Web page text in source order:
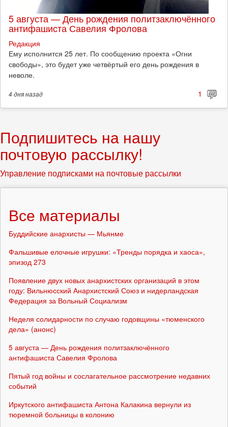
5 августа — День рождения политзаключённого
антифашиста Савелия Фролова
Редакция
Ему исполнится 25 лет. По сообщению проекта «Огни
свободы», это будет уже четвёртый его день рождения в
неволе.
4 дняназад 1
Подпишитесь на нашу
почтовую рассылку!
Управление подписками на почтовые рассылки
Все материалы
Буддийские анархисты — Мьянме
Фальшивые елочные игрушки: «Тренды порядка и хаоса»,
эпизод 273
Появление двух новых анархистских организаций в этом
году: Вильнюсский Анархистский Союз и нидерландская
Федерация за Вольный Социализм
Неделя солидарности по случаю годовщины «тюменского
дела» (анонс)
5 августа — День рождения политзаключённого
антифашиста Савелия Фролова
Пятый год войны и сослагательное рассмотрение недавних
событий
Иркутского антифашиста Антона Калакина вернули из
тюремной больницы в колонию